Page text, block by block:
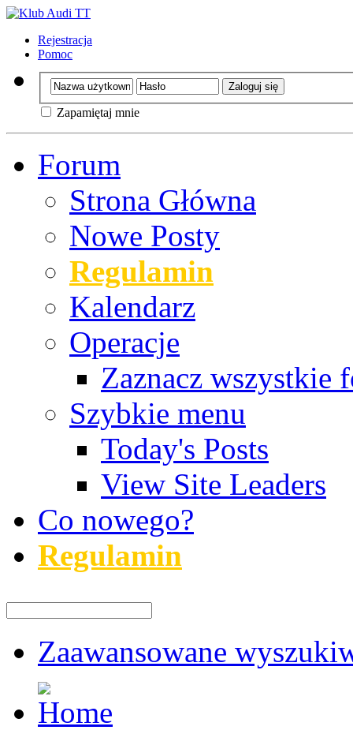
Rejestracja
Pomoc
Zapamiętaj mnie
Forum
Strona Główna
Nowe Posty
Regulamin
Kalendarz
Operacje
Zaznacz wszystkie
Szybkie menu
Today's Posts
View Site Leaders
Co nowego?
Regulamin
Zaawansowane